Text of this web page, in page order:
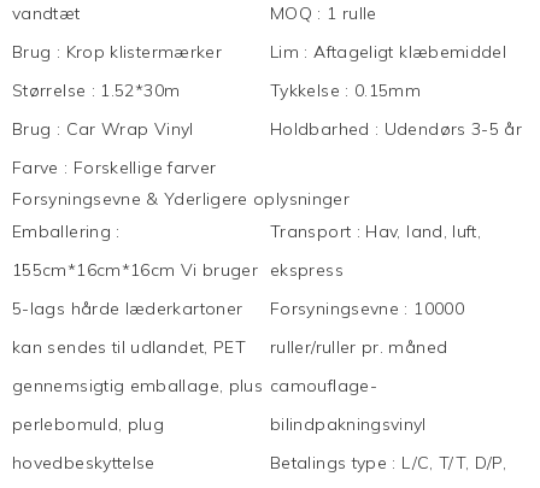
vandtæt
MOQ : 1 rulle
Brug : Krop klistermærker Lim :Aftageligt klæbemiddel
Størrelse : 1.52*30m Tykkelse : 0.15mm
Brug : Car Wrap Vinyl Holdbarhed : Udendørs 3-5 år
Farve : Forskellige farver
Forsyningsevne & Yderligere oplysninger
Emballering :
155cm*16cm*16cm Vi bruger
5-lags hårde læderkartoner
kan sendes til udlandet, PET
gennemsigtig emballage, plus
perlebomuld, plug
hovedbeskyttelse
Transport : Hav, land, luft,
ekspress
Forsyningsevne : 10000
ruller/ruller pr. måned
camouflage-
bilindpakningsvinyl
Betalings type : L/C, T/T, D/P,